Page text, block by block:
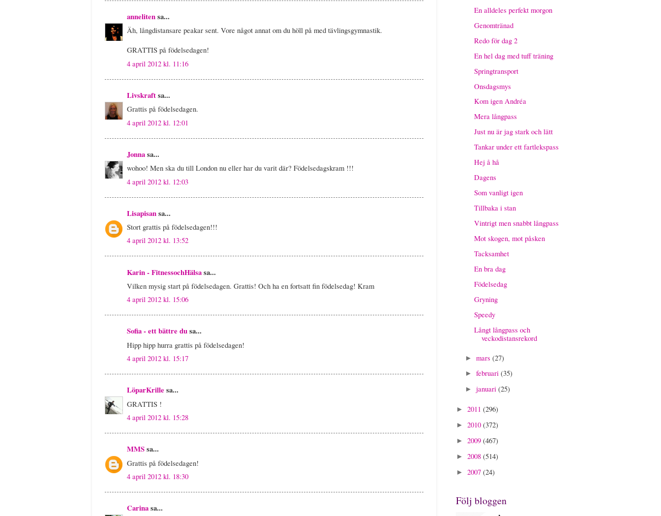
annelitensa...
Äh, långdistansare peakar sent. Vore något annat om du höll på med tävlingsgymnastik.
GRATTIS på födelsedagen!
4 april 2012 kl. 11:16
Livskraftsa...
Grattis på födelsedagen.
4 april 2012 kl. 12:01
Jonnasa...
wohoo! Men ska du till London nu eller har du varit där? Födelsedagskram !!!
4 april 2012 kl. 12:03
Lisapisansa...
Stort grattis på födelsedagen!!!
4 april 2012 kl. 13:52
Karin - FitnessochHälsasa...
Vilken mysig start på födelsedagen. Grattis! Och ha en fortsatt fin födelsedag! Kram
4 april 2012 kl. 15:06
Sofia - ett bättre dusa...
Hipp hipp hurra grattis på födelsedagen!
4 april 2012 kl. 15:17
LöparKrille sa...
GRATTIS !
4 april 2012 kl. 15:28
MMSsa...
Grattis på födelsedagen!
4 april 2012 kl. 18:30
Carinasa...
En alldeles perfekt morgon
Genomtränad
Redo för dag 2
En hel dag med tuff träning
Springtransport
Onsdagsmys
Kom igen Andréa
Mera långpass
Just nu är jag stark och lätt
Tankar under ett fartlekspass
Hej å hå
Dagens
Som vanligt igen
Tillbaka i stan
Vintrigt men snabbt långpass
Mot skogen, mot påsken
Tacksamhet
En bra dag
Födelsedag
Gryning
Speedy
Långt långpass och
veckodistansrekord
► mars (27)
► februari (35)
► januari (25)
► 2011 (296)
► 2010 (372)
► 2009 (467)
► 2008 (514)
► 2007 (24)
Följ bloggen